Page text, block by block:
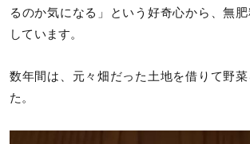
るのか気になる」という好奇心から、無
しています。
数年間は、元々畑だった土地を借りて野
た。